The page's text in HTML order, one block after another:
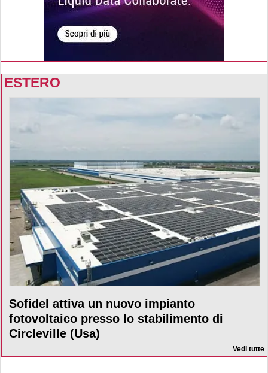
ESTERO
Sofidel attiva un nuovo impianto
fotovoltaico presso lo stabilimento di
Circleville (Usa)
Vedi tutte